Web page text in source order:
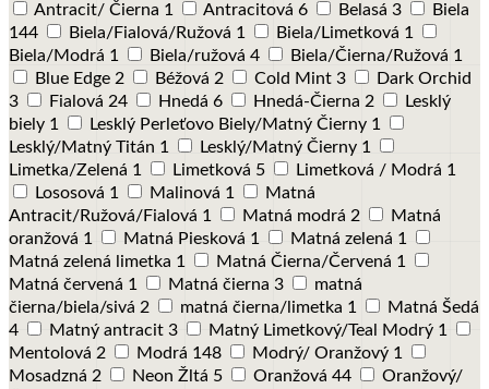
Antracit/ Čierna 1 Antracitová 6 Belasá 3
Biela
144
Biela/Fialová/Ružová 1 Biela/Limetková 1
Biela/Modrá 1 Biela/ružová 4 Biela/Čierna/Ružová 1
Blue Edge 2 Béžová 2 Cold Mint 3
Dark Orchid
3
Fialová 24 Hnedá 6 Hnedá-Čierna 2
Lesklý
biely 1 Lesklý Perleťovo Biely/Matný Čierny 1
Lesklý/Matný Titán 1 Lesklý/Matný Čierny 1
Limetka/Zelená 1 Limetková 5 Limetková / Modrá 1
Lososová 1 Malinová 1
Matná
Antracit/Ružová/Fialová 1 Matná modrá 2
Matná
oranžová 1 Matná Piesková 1 Matná zelená 1
Matná zelená limetka 1 Matná Čierna/Červená 1
Matná červená 1 Matná čierna 3
matná
čierna/biela/sivá 2 matná čierna/limetka 1
Matná Šedá
4
Matný antracit 3 Matný Limetkový/Teal Modrý 1
Mentolová 2 Modrá 148 Modrý/ Oranžový 1
Mosadzná 2 Neon Žltá 5 Oranžová 44
Oranžový/